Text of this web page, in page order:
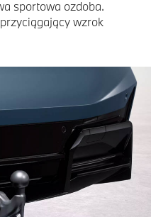
sportowa ozdoba.
wzrok